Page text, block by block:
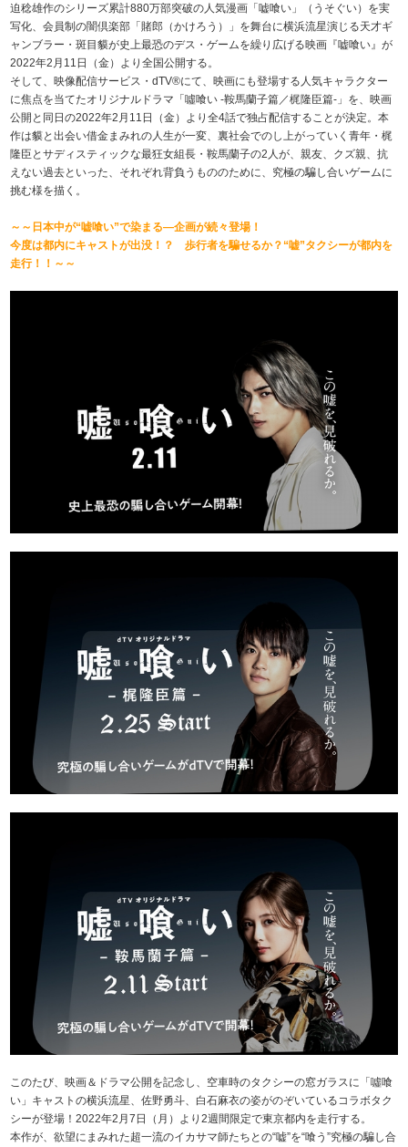
迫稔雄作のシリーズ累計880万部突破の人気漫画「嘘喰い」（うそぐい）を実
写化、会員制の闇倶楽部「賭郎（かけろう）」を舞台に横浜流星演じる天才ギ
ャンブラー・斑目貘が史上最恐のデス・ゲームを繰り広げる映画『嘘喰い』が
2022年2月11日（金）より全国公開する。
そして、映像配信サービス・dTV®にて、映画にも登場する人気キャラクター
に焦点を当てたオリジナルドラマ「噓喰い -鞍馬蘭子篇／梶隆臣篇-」を、映画
公開と同日の2022年2月11日（金）より全4話で独占配信することが決定。本
作は貘と出会い借金まみれの人生が一変、裏社会でのし上がっていく青年・梶
隆臣とサディスティックな最狂女組長・鞍馬蘭子の2人が、親友、クズ親、抗
えない過去といった、それぞれ背負うもののために、究極の騙し合いゲームに
挑む様を描く。
～～日本中が“嘘喰い”で染まる―企画が続々登場！
今度は都内にキャストが出没！？ 歩行者を騙せるか？“嘘”タクシーが都内を
走行！！～～
このたび、映画＆ドラマ公開を記念し、空車時のタクシーの窓ガラスに「噓喰
い」キャストの横浜流星、佐野勇斗、白石麻衣の姿がのぞいているコラボタク
シーが登場！2022年2月7日（月）より2週間限定で東京都内を走行する。
本作が、欲望にまみれた超一流のイカサマ師たちとの“嘘”を“喰う”究極の騙し合